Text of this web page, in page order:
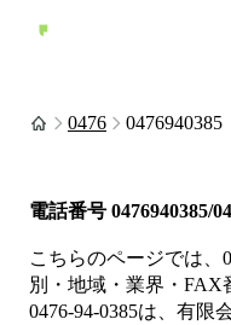
0476 0476940385
電話番号 0476940385/
こちらのページでは、
別・地域・業界・FAX
0476-94-0385は、 有限